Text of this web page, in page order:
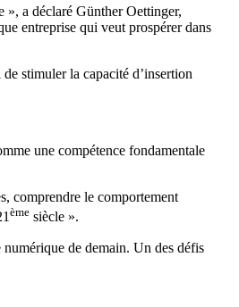
», a déclaré Günther Oettinger,
entreprise qui veut prospérer dans
stimuler la capacité d’insertion
une compétence fondamentale
comprendre le comportement
ème siècle ».
de demain. Un des défis